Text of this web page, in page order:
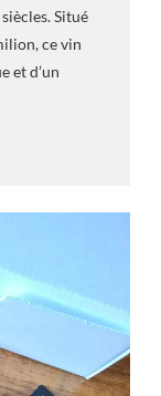
Situé
ce vin
et d’un